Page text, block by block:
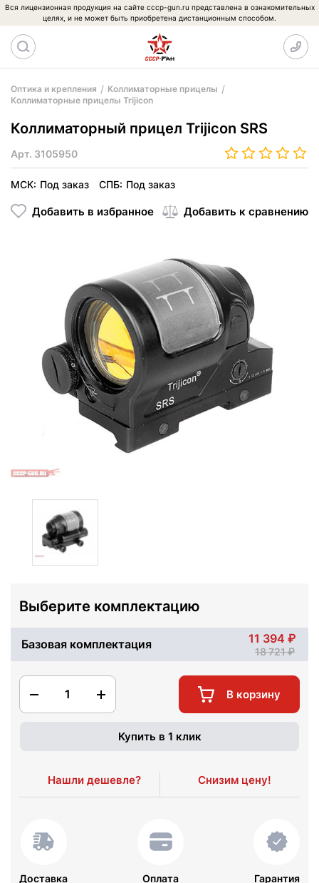
Вся лицензионная продукция на сайте cccp-gun.ru представлена в ознакомительных
целях, и не может быть приобретена дистанционным способом.
Оптика и крепления
Коллиматорные прицелы
Коллиматорные прицелы Trijicon
Коллиматорный прицел Trijicon SRS
Арт. 3105950
МСК: Под заказ СПБ: Под заказ
Добавить в избранное Добавить к сравнению
Выберите комплектацию
Базовая комплектация 11 394
18 721
1 В корзину
Купить в 1 клик
Нашли дешевле? Снизим цену!
Доставка Оплата Гарантия